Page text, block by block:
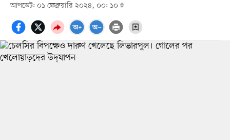
আপডেট: ০১ ফেব্রুয়ারি ২০২৪, ০০: ১০